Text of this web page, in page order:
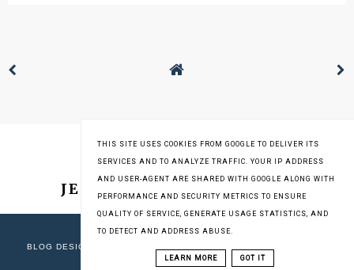
JESTEM NA INSTAGRAMIE
COPYRIGHT © 2013-2019STARE GARY
BLOG DESIGN:
THIS SITE USES COOKIES FROM GOOGLE TO DELIVER ITS
SERVICES AND TO ANALYZE TRAFFIC. YOUR IP ADDRESS
AND USER-AGENT ARE SHARED WITH GOOGLE ALONG WITH
PERFORMANCE AND SECURITY METRICS TO ENSURE
QUALITY OF SERVICE, GENERATE USAGE STATISTICS, AND
TO DETECT AND ADDRESS ABUSE.
LEARN MORE GOT IT